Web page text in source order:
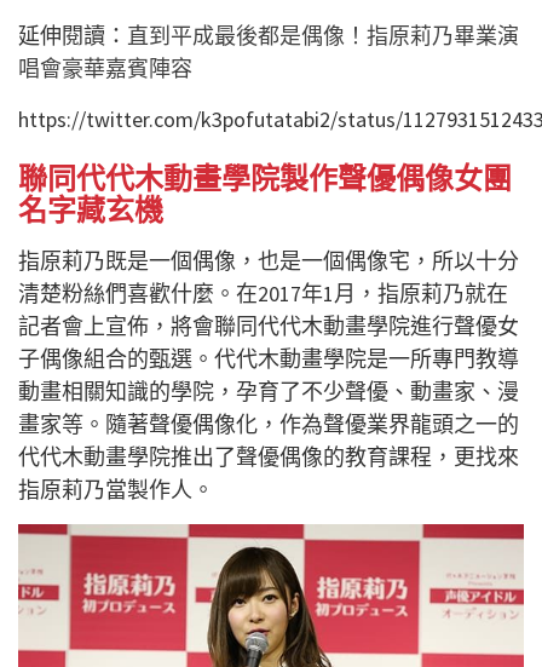
延伸閱讀： 直到平成最後都是偶像！指原莉乃畢業演
唱會豪華嘉賓陣容
https://twitter.com/k3pofutatabi2/status/
聯同代代木動畫學院製作聲優偶像女團
名字藏玄機
指原莉乃既是一個偶像，也是一個偶像宅，所以十分
清楚粉絲們喜歡什麼。在2017年1月，指原莉乃就在
記者會上宣佈，將會聯同代代木動畫學院進行聲優女
子偶像組合的甄選。代代木動畫學院是一所專門教導
動畫相關知識的學院，孕育了不少聲優、動畫家、漫
畫家等。隨著聲優偶像化，作為聲優業界龍頭之一的
代代木動畫學院推出了聲優偶像的教育課程，更找來
指原莉乃當製作人。